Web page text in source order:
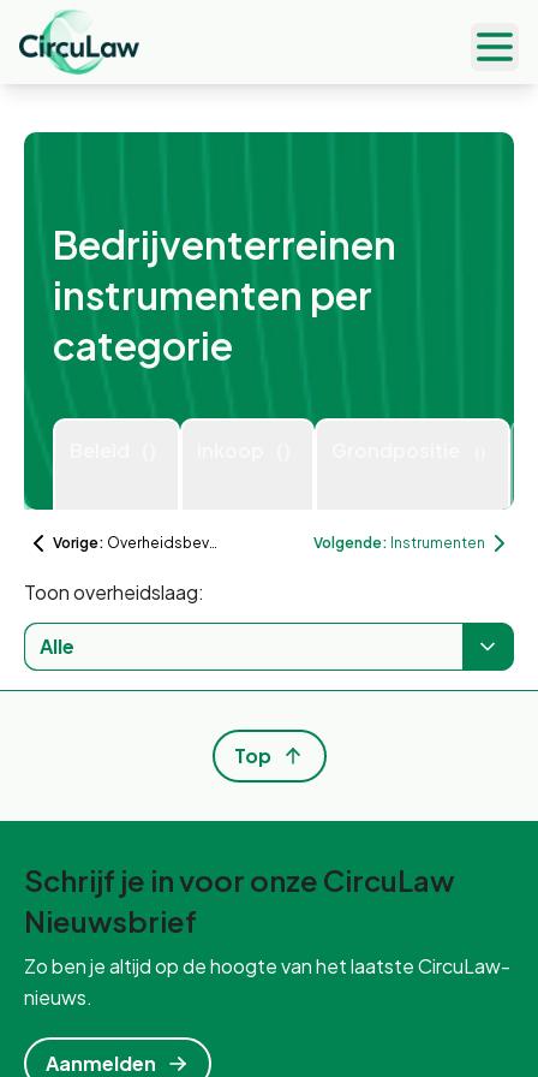
Bedrijventerreinen
instrumenten per
categorie
Vorige: Overheidsbevoegdheid Volgende: Instrumenten
Toon overheidslaag:
Alle
Top
Schrijf je in voor onze CircuLaw
Nieuwsbrief
Zo ben je altijd op de hoogte van het laatste CircuLaw-
nieuws.
Aanmelden